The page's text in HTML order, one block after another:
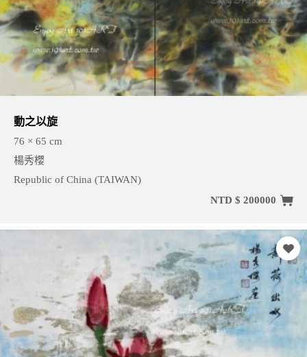
動之以旋
76 × 65 cm
楊秀櫻
Republic of China (TAIWAN)
NTD $ 200000